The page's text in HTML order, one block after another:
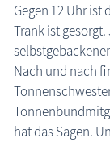
Gegen 12 Uhr ist
Trank ist
Nach und nach
hat das Sagen.